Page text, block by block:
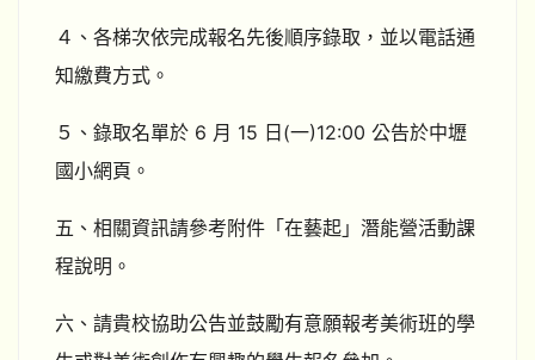
４、各梯次依完成報名先後順序錄取，並以電話通
知繳費方式。
５、錄取名單於 6 月 15 日(一)12:00 公告於中壢
國小網頁。
五、相關資訊請參考附件「在藝起」潛能營活動課
程說明。
六、請貴校協助公告並鼓勵有意願報考美術班的學